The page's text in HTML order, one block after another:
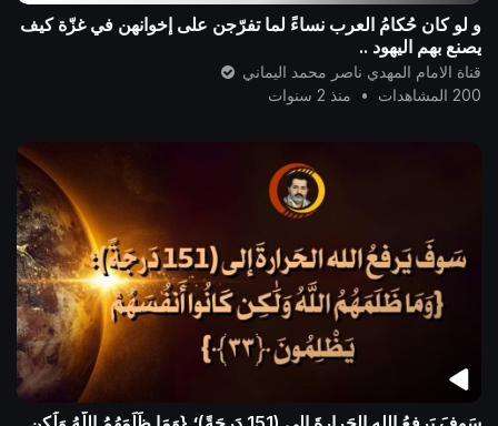
و لو كان حُكامُ العرب نساءً لما تفرّجن على إخوانهن في غزّة كيف
يصنع بهم اليهود ..
قناة الامام المهدي ناصر محمد اليماني
200 المشاهدات
• منذ 2 سنوات